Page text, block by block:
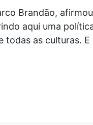
Brandão,
aqui uma
todas as culturas.